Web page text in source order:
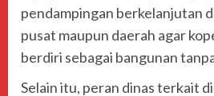
pendampingan berkelanjutan
pusat maupun daerah agar
berdiri sebagai bangunan
Selain itu, peran dinas terkait